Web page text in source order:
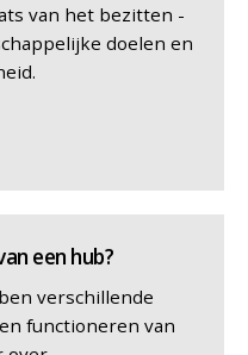
van het bezitten -
doelen en
mobility-as-a-service
een hub?
verschillende
functioneren van